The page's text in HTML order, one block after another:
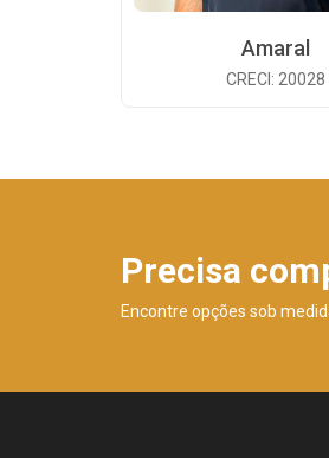
Amaral
CRECI: 20028
Precisa
Encontre opções sob